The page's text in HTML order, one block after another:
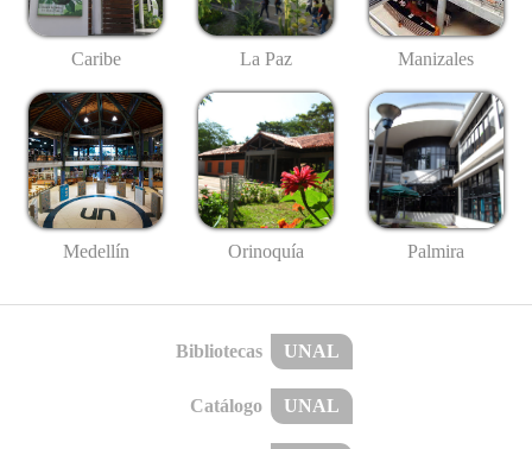
Caribe La Paz Manizales
Medellín Orinoquía Palmira
Bibliotecas UNAL
Catálogo UNAL